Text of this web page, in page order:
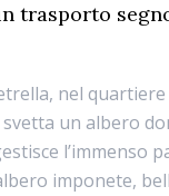
trasporto
nel
un albero
l’immenso
imponete,